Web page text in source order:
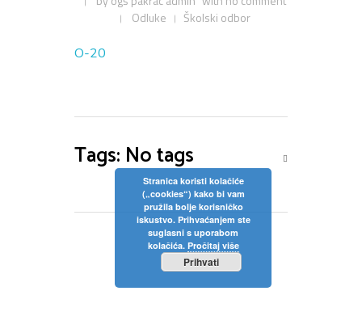
Odluke
Školski odbor
O-20
Tags: No tags
Stranica koristi kolačiće
(„cookies“) kako bi vam
pružila bolje korisničko
iskustvo. Prihvaćanjem ste
suglasni s uporabom
kolačića. Pročitaj više
Prihvati